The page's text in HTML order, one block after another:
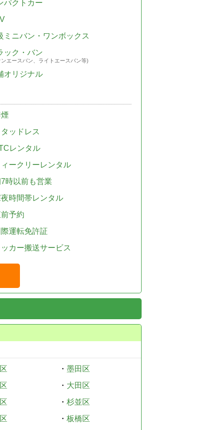
パクトカー
ミニバン・ワンボックス
ック・バン
エースバン、ライトエースバン等)
オリジナル
ッドレス
レンタル
ークリーレンタル
時以前も営業
時間帯レンタル
予約
運転免許証
カー搬送サービス
・ 墨田区
・ 大田区
・ 杉並区
・ 板橋区